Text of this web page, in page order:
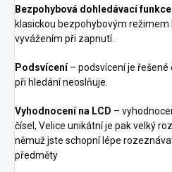
Bezpohybová dohledávací funkce
klasickou bezpohybovým
vyvážením při zapnutí.
Podsvícení – podsvícení je řešené
při hledání neoslňuje.
Vyhodnocení na LCD –
čísel, Velice unikátní je pak velký
němuž jste schopní lépe
předměty